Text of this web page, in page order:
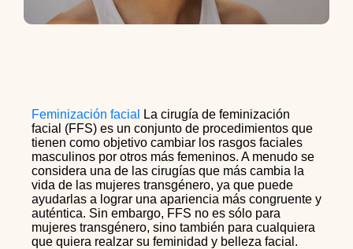
Feminización facial
La cirugía de feminización
facial (FFS) es un conjunto de procedimientos que
tienen como objetivo cambiar los rasgos faciales
masculinos por otros más femeninos. A menudo se
considera una de las cirugías que más cambia la
vida de las mujeres transgénero, ya que puede
ayudarlas a lograr una apariencia más congruente y
auténtica. Sin embargo, FFS no es sólo para
mujeres transgénero, sino también para cualquiera
que quiera realzar su feminidad y belleza facial.